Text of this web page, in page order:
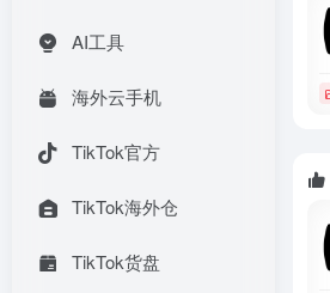
AI工具
海外云手机
TikTok官方
TikTok海外仓
TikTok货盘